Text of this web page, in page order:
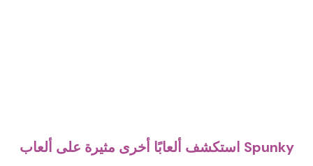
استكشف ألعابًا أخرى مثيرة على ألعاب Spunky